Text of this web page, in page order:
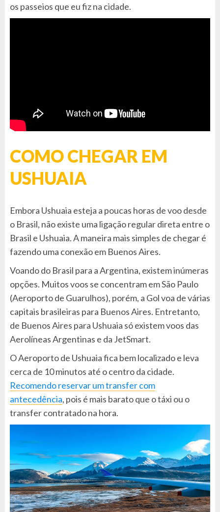
os passeios que eu fiz na cidade.
COMO CHEGAR EM
USHUAIA
Embora Ushuaia esteja a poucas horas de voo desde
o Brasil, não existe uma ligação regular direta entre o
Brasil e Ushuaia. A maneira mais simples de chegar é
fazendo uma conexão em Buenos Aires.
Voando do Brasil para a Argentina, existem inúmeras
opções. Muitos voos se concentram em São Paulo
(Aeroporto de Guarulhos), porém, a Gol voa de várias
capitais brasileiras para Buenos Aires. Entretanto,
de Buenos Aires para Ushuaia só existem voos das
Aerolíneas Argentinas e da JetSmart.
O Aeroporto de Ushuaia fica bem localizado e leva
cerca de 10 minutos até o centro da cidade.
Recomendo reservar um transfer com
antecedência, pois é mais barato que o táxi ou o
transfer contratado na hora.